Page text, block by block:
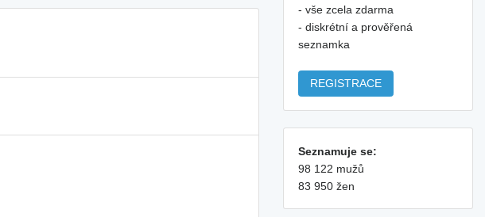
- vše zcela zdarma
- diskrétní a prověřená
seznamka
REGISTRACE
Seznamuje se:
98 122 mužů
83 950 žen